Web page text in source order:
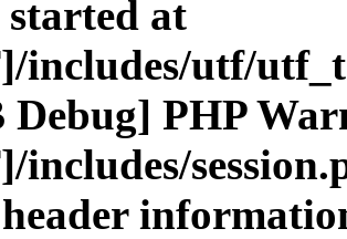
at
includes/utf/
Debug] PHP
includes/